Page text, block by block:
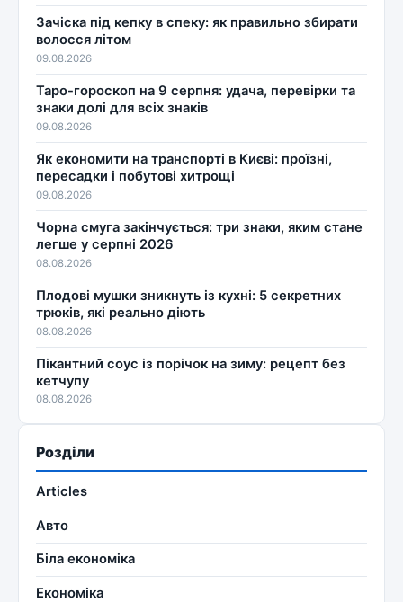
Зачіска під кепку в спеку: як правильно збирати
волосся літом
09.08.2026
Таро-гороскоп на 9 серпня: удача, перевірки та
знаки долі для всіх знаків
09.08.2026
Як економити на транспорті в Києві: проїзні,
пересадки і побутові хитрощі
09.08.2026
Чорна смуга закінчується: три знаки, яким стане
легше у серпні 2026
08.08.2026
Плодові мушки зникнуть із кухні: 5 секретних
трюків, які реально діють
08.08.2026
Пікантний соус із порічок на зиму: рецепт без
кетчупу
08.08.2026
Розділи
Articles
Авто
Біла економіка
Економіка